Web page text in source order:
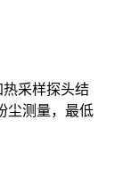
采样探头结
尘测量，最低